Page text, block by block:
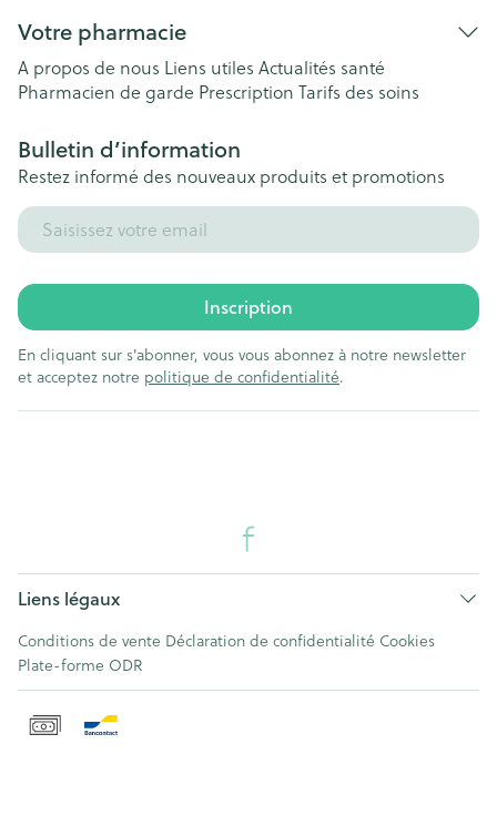
Votre pharmacie
A propos de nous Liens utiles Actualités santé
Pharmacien de garde Prescription Tarifs des soins
Bulletin d’information
Restez informé des nouveaux produits et promotions
Adresse mail
Inscription
En cliquant sur s'abonner, vous vous abonnez à notre newsletter
et acceptez notre politique de confidentialité.
Liens légaux
Conditions de vente Déclaration de confidentialité Cookies
Plate-forme ODR